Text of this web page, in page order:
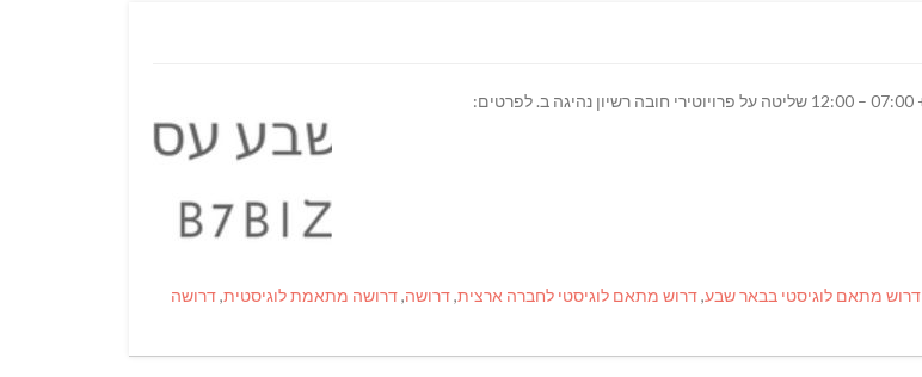
לחברה ארצית סניף באר שבע דרוש/ה מתאם לוגיסטי שעות – 07:00 – 15:00 + 07:00 – 12:00 שליטה על פרויוטירי חובה רשיון נהיגה ב. לפרטים:
דרוש מתאם לוגיסטי בבאר שבע,דרוש מתאם לוגיסטי לחברה ארצית,דרושה,דרושה מתאמת לוגיסטית,דרושה